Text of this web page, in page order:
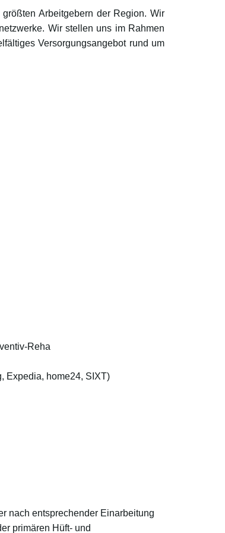
Arbeitgebern der Region. Wir
Wir stellen uns im Rahmen
Versorgungsangebot rund um
Reha
Expedia, home24, SIXT)
nach entsprechender Einarbeitung
primären Hüft- und